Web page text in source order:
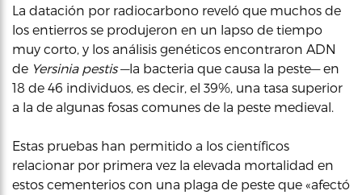
La datación por radiocarbono reveló que muchos de
los entierros se produjeron en un lapso de tiempo
muy corto, y los análisis genéticos encontraron ADN
de Yersinia pestis—la bacteria que causa la peste— en
18 de 46 individuos, es decir, el 39%, una tasa superior
a la de algunas fosas comunes de la peste medieval.
Estas pruebas han permitido a los científicos
relacionar por primera vez la elevada mortalidad en
estos cementerios con una plaga de peste que «afectó